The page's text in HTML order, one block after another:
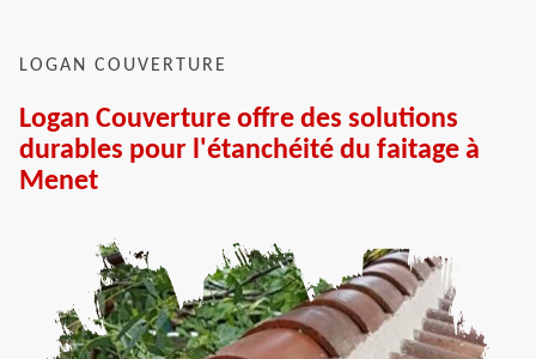
LOGAN COUVERTURE
Logan Couverture offre des solutions
durables pour l'étanchéité du faitage à
Menet